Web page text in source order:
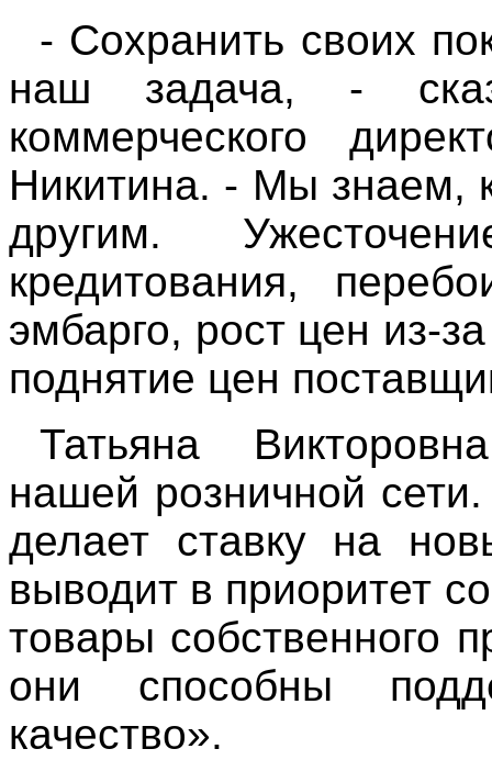
- Сохранить своих
наш задача, -
коммерческого
Никитина. - Мы знаем,
другим.
кредитования,
эмбарго, рост цен из-
поднятие цен
Татьяна
нашей розничной
делает ставку на
выводит в приоритет
товары собственного
они способны
качество».